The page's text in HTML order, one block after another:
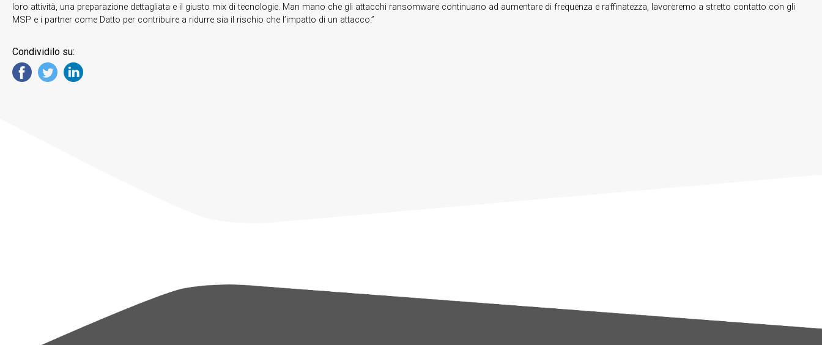
loro attività, una preparazione dettagliata e il giusto mix di tecnologie. Man mano che gli attacchi ransomware continuano ad aumentare di frequenza e raffinatezza, lavoreremo a stretto contatto con gli
MSP e i partner come Datto per contribuire a ridurre sia il rischio che l’impatto di un attacco.”
Condividilo su: